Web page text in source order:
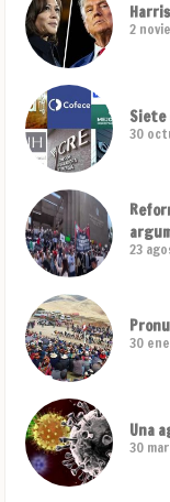
2
Siete
30
23
30
Una
30